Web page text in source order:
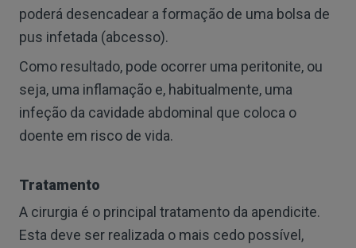
poderá desencadear a formação de uma bolsa de
pus infetada (abcesso).
Como resultado, pode ocorrer uma peritonite, ou
seja, uma inflamação e, habitualmente, uma
infeção da cavidade abdominal que coloca o
doente em risco de vida.
Tratamento
A cirurgia é o principal tratamento da apendicite.
Esta deve ser realizada o mais cedo possível,